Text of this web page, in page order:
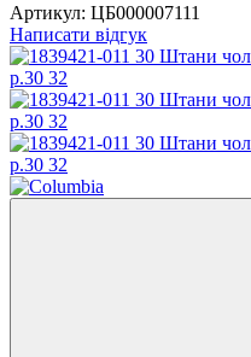
Артикул: ЦБ000007111
Написати відгук